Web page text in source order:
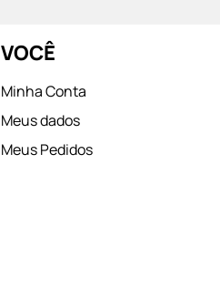
VOCÊ
Minha Conta
Meus dados
Meus Pedidos